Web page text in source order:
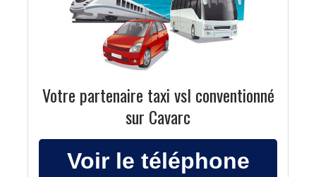
Votre partenaire taxi vsl conventionné
sur Cavarc